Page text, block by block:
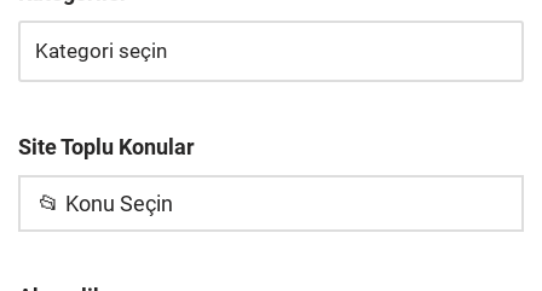
Site Toplu Konular
📂 Konu Seçin